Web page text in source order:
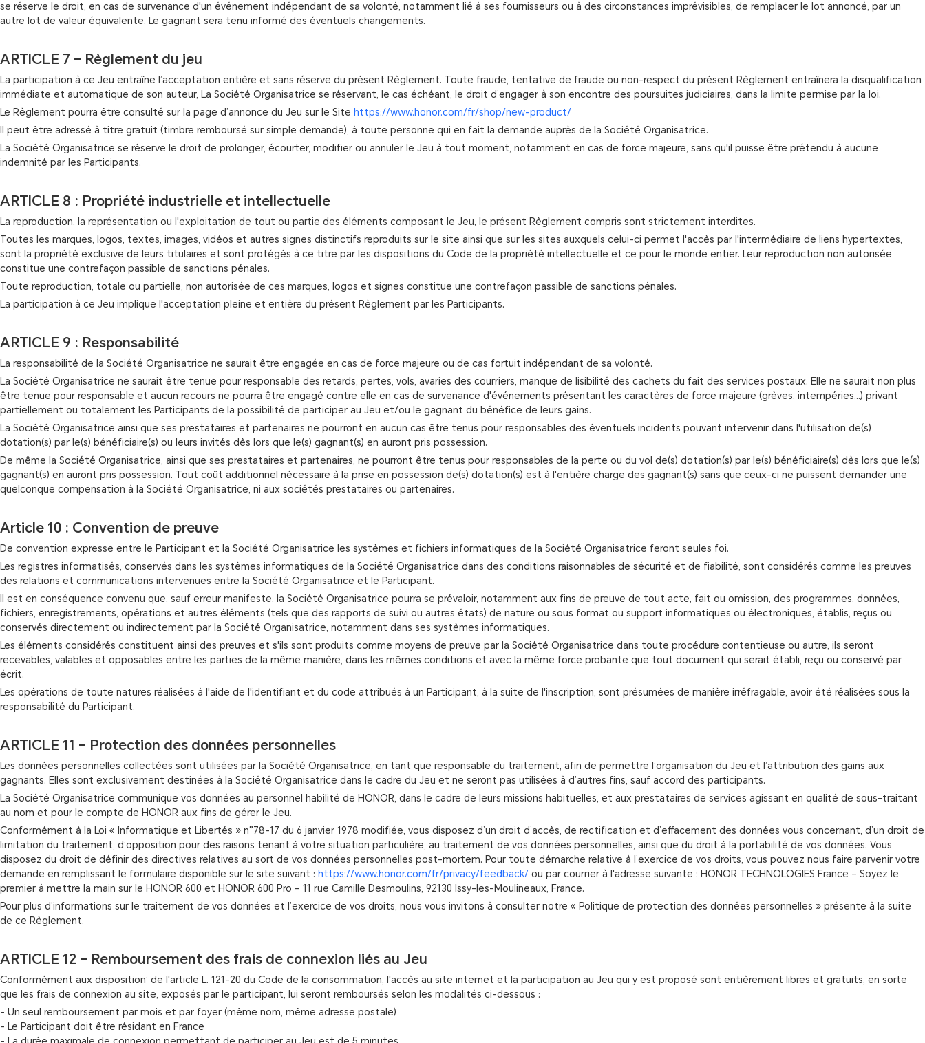
se réserve le droit, en cas de survenance d'un événement indépendant de sa volonté, notamment lié à ses fournisseurs ou à des circonstances imprévisibles, de remplacer le lot annoncé, par un
autre lot de valeur équivalente. Le gagnant sera tenu informé des éventuels changements.
ARTICLE 7 – Règlement du jeu
La participation à ce Jeu entraîne l’acceptation entière et sans réserve du présent Règlement. Toute fraude, tentative de fraude ou non-respect du présent Règlement entraînera la disqualification
immédiate et automatique de son auteur, La Société Organisatrice se réservant, le cas échéant, le droit d’engager à son encontre des poursuites judiciaires, dans la limite permise par la loi.
Le Règlement pourra être consulté sur la page d’annonce du Jeu sur le Site https://www.honor.com/fr/shop/new-product/
Il peut être adressé à titre gratuit (timbre remboursé sur simple demande), à toute personne qui en fait la demande auprès de la Société Organisatrice.
La Société Organisatrice se réserve le droit de prolonger, écourter, modifier ou annuler le Jeu à tout moment, notamment en cas de force majeure, sans qu'il puisse être prétendu à aucune
indemnité par les Participants.
ARTICLE 8 : Propriété industrielle et intellectuelle
La reproduction, la représentation ou l'exploitation de tout ou partie des éléments composant le Jeu, le présent Règlement compris sont strictement interdites.
Toutes les marques, logos, textes, images, vidéos et autres signes distinctifs reproduits sur le site ainsi que sur les sites auxquels celui-ci permet l'accès par l'intermédiaire de liens hypertextes,
sont la propriété exclusive de leurs titulaires et sont protégés à ce titre par les dispositions du Code de la propriété intellectuelle et ce pour le monde entier. Leur reproduction non autorisée
constitue une contrefaçon passible de sanctions pénales.
Toute reproduction, totale ou partielle, non autorisée de ces marques, logos et signes constitue une contrefaçon passible de sanctions pénales.
La participation à ce Jeu implique l'acceptation pleine et entière du présent Règlement par les Participants.
ARTICLE 9 : Responsabilité
La responsabilité de la Société Organisatrice ne saurait être engagée en cas de force majeure ou de cas fortuit indépendant de sa volonté.
La Société Organisatrice ne saurait être tenue pour responsable des retards, pertes, vols, avaries des courriers, manque de lisibilité des cachets du fait des services postaux. Elle ne saurait non plus
être tenue pour responsable et aucun recours ne pourra être engagé contre elle en cas de survenance d'événements présentant les caractères de force majeure (grèves, intempéries...) privant
partiellement ou totalement les Participants de la possibilité de participer au Jeu et/ou le gagnant du bénéfice de leurs gains.
La Société Organisatrice ainsi que ses prestataires et partenaires ne pourront en aucun cas être tenus pour responsables des éventuels incidents pouvant intervenir dans l'utilisation de(s)
dotation(s) par le(s) bénéficiaire(s) ou leurs invités dès lors que le(s) gagnant(s) en auront pris possession.
De même la Société Organisatrice, ainsi que ses prestataires et partenaires, ne pourront être tenus pour responsables de la perte ou du vol de(s) dotation(s) par le(s) bénéficiaire(s) dès lors que le(s)
gagnant(s) en auront pris possession. Tout coût additionnel nécessaire à la prise en possession de(s) dotation(s) est à l'entière charge des gagnant(s) sans que ceux-ci ne puissent demander une
quelconque compensation à la Société Organisatrice, ni aux sociétés prestataires ou partenaires.
Article 10 : Convention de preuve
De convention expresse entre le Participant et la Société Organisatrice les systèmes et fichiers informatiques de la Société Organisatrice feront seules foi.
Les registres informatisés, conservés dans les systèmes informatiques de la Société Organisatrice dans des conditions raisonnables de sécurité et de fiabilité, sont considérés comme les preuves
des relations et communications intervenues entre la Société Organisatrice et le Participant.
Il est en conséquence convenu que, sauf erreur manifeste, la Société Organisatrice pourra se prévaloir, notamment aux fins de preuve de tout acte, fait ou omission, des programmes, données,
fichiers, enregistrements, opérations et autres éléments (tels que des rapports de suivi ou autres états) de nature ou sous format ou support informatiques ou électroniques, établis, reçus ou
conservés directement ou indirectement par la Société Organisatrice, notamment dans ses systèmes informatiques.
Les éléments considérés constituent ainsi des preuves et s'ils sont produits comme moyens de preuve par la Société Organisatrice dans toute procédure contentieuse ou autre, ils seront
recevables, valables et opposables entre les parties de la même manière, dans les mêmes conditions et avec la même force probante que tout document qui serait établi, reçu ou conservé par
écrit.
Les opérations de toute natures réalisées à l'aide de l'identifiant et du code attribués à un Participant, à la suite de l'inscription, sont présumées de manière irréfragable, avoir été réalisées sous la
responsabilité du Participant.
ARTICLE 11 – Protection des données personnelles
Les données personnelles collectées sont utilisées par la Société Organisatrice, en tant que responsable du traitement, afin de permettre l’organisation du Jeu et l’attribution des gains aux
gagnants. Elles sont exclusivement destinées à la Société Organisatrice dans le cadre du Jeu et ne seront pas utilisées à d’autres fins, sauf accord des participants.
La Société Organisatrice communique vos données au personnel habilité de HONOR, dans le cadre de leurs missions habituelles, et aux prestataires de services agissant en qualité de sous-traitant
au nom et pour le compte de HONOR aux fins de gérer le Jeu.
Conformément à la Loi « Informatique et Libertés » n°78-17 du 6 janvier 1978 modifiée, vous disposez d’un droit d’accès, de rectification et d’effacement des données vous concernant, d’un droit de
limitation du traitement, d’opposition pour des raisons tenant à votre situation particulière, au traitement de vos données personnelles, ainsi que du droit à la portabilité de vos données. Vous
disposez du droit de définir des directives relatives au sort de vos données personnelles post-mortem. Pour toute démarche relative à l’exercice de vos droits, vous pouvez nous faire parvenir votre
demande en remplissant le formulaire disponible sur le site suivant : https://www.honor.com/fr/privacy/feedback/ ou par courrier à l'adresse suivante : HONOR TECHNOLOGIES France – Soyez le
premier à mettre la main sur le HONOR 600 et HONOR 600 Pro – 11 rue Camille Desmoulins, 92130 Issy-les-Moulineaux, France.
Pour plus d’informations sur le traitement de vos données et l’exercice de vos droits, nous vous invitons à consulter notre « Politique de protection des données personnelles » présente à la suite
de ce Règlement.
ARTICLE 12 – Remboursement des frais de connexion liés au Jeu
Conformément aux disposition’ de l'article L. 121-20 du Code de la consommation, l'accès au site internet et la participation au Jeu qui y est proposé sont entièrement libres et gratuits, en sorte
que les frais de connexion au site, exposés par le participant, lui seront remboursés selon les modalités ci-dessous :
- Un seul remboursement par mois et par foyer (même nom, même adresse postale)
- Le Participant doit être résidant en France